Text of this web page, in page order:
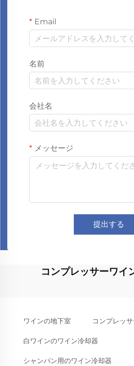
Email
名前
会社名
メッセージ
提出する
コンプレッサーワイ
ワインの地下室 コンプレッ
白ワインのワイン冷却器
シャンパン用のワイン冷却器